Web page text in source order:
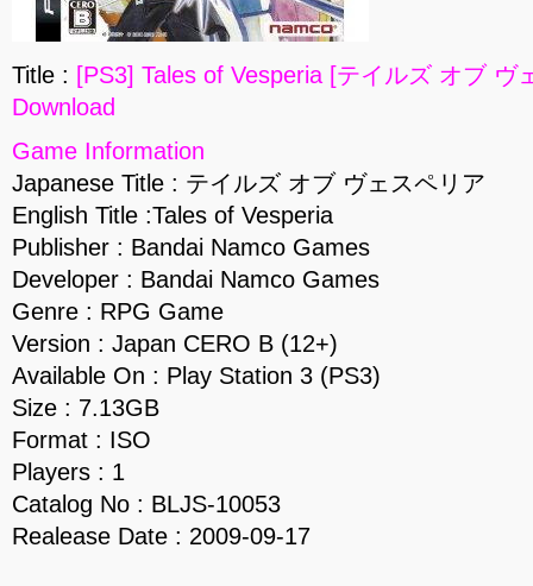
Title : [PS3] Tales of Vesperia [テイルズ オブ ヴ
Download
Game Information
Japanese Title : テイルズ オブ ヴェスペリア
English Title :Tales of Vesperia
Publisher : Bandai Namco Games
Developer : Bandai Namco Games
Genre : RPG Game
Version : Japan CERO B (12+)
Available On : Play Station 3 (PS3)
Size : 7.13GB
Format : ISO
Players : 1
Catalog No : BLJS-10053
Realease Date : 2009-09-17